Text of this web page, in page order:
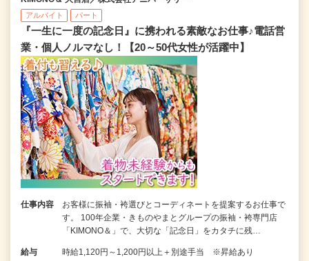
アルバイト パート
『一生に一度の記念日』に携われる素敵なお仕事♪電話営
業・個人ノルマなし！【20～50代女性が活躍中】
仕事内容
お客様に振袖・袴選びとコーディネートを提案するお仕事で
す。 100年企業・きものやまとグループの振袖・袴専門店
「KIMONO＆」で、大切な「記念日」をカタチに残…
給与 時給1,120円～1,200円以上＋別途手当 ※昇給あり